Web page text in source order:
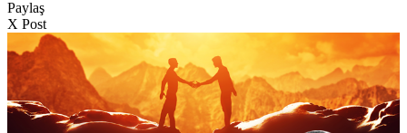
Paylaş
X Post